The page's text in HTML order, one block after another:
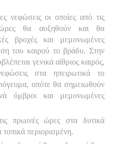
νεφώσεις οι οποίες από τις
ώρες θα αυξηθούν και θα
βροχές και μεμονωμένες
του καιρού το βράδυ. Στην
γενικά αίθριος καιρός,
στα ηπειρωτικά το
οπότε θα σημειωθούν
όμβροι και μεμονωμένες
πρωινές ώρες στα δυτικά
τοπικά περιορισμένη.